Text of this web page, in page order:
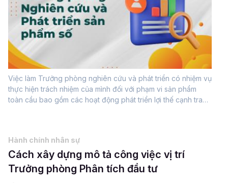
Việc làm Trưởng phòng nghiên cứu và phát triển có nhiệm vụ
thực hiện trách nhiệm của mình đối với phạm vi sản phẩm
toàn cầu bao gồm các hoạt động phát triển lợi thế cạnh tranh
Hành chính nhân sự
Cách xây dựng mô tả công việc vị trí
Trưởng phòng Phân tích đầu tư